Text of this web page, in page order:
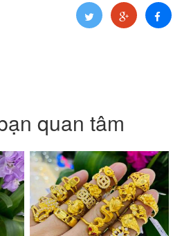
quan tâm